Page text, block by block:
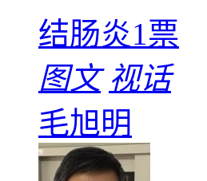
结肠炎1票
图文 视话
毛旭明